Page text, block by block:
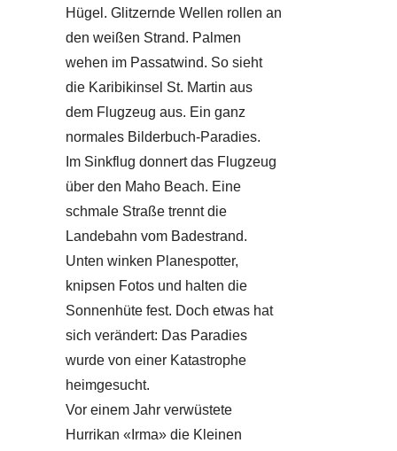
Hügel. Glitzernde Wellen rollen an
den weißen Strand. Palmen
wehen im Passatwind. So sieht
die Karibikinsel St. Martin aus
dem Flugzeug aus. Ein ganz
normales Bilderbuch-Paradies.
Im Sinkflug donnert das Flugzeug
über den Maho Beach. Eine
schmale Straße trennt die
Landebahn vom Badestrand.
Unten winken Planespotter,
knipsen Fotos und halten die
Sonnenhüte fest. Doch etwas hat
sich verändert: Das Paradies
wurde von einer Katastrophe
heimgesucht.
Vor einem Jahr verwüstete
Hurrikan «Irma» die Kleinen